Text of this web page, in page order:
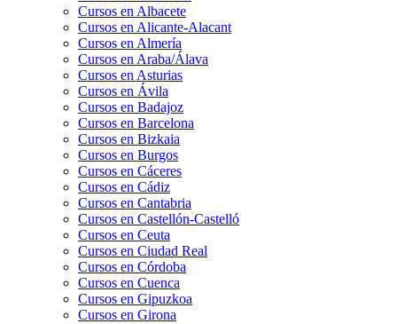
Cursos en Albacete
Cursos en Alicante-Alacant
Cursos en Almería
Cursos en Araba/Álava
Cursos en Asturias
Cursos en Ávila
Cursos en Badajoz
Cursos en Barcelona
Cursos en Bizkaia
Cursos en Burgos
Cursos en Cáceres
Cursos en Cádiz
Cursos en Cantabria
Cursos en Castellón-Castelló
Cursos en Ceuta
Cursos en Ciudad Real
Cursos en Córdoba
Cursos en Cuenca
Cursos en Gipuzkoa
Cursos en Girona